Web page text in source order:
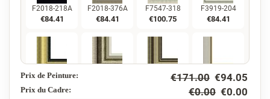
F2018-218A
€84.41
F2018-376A
€84.41
F7547-318
€100.75
F3919-204
€84.41
F5130-234
€121.74
F5429-258 F3013-236
€89.67
Prix de Peinture: €171.00 €94.05
Prix du Cadre: €0.00 €0.00